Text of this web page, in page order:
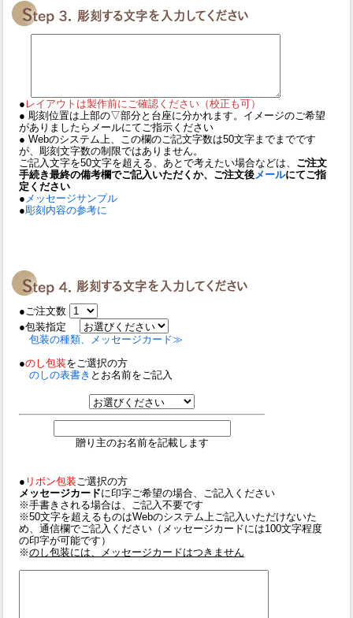
● レイアウトは製作前にご確認ください（校正も可）
● 彫刻位置は上部の▽部分と台座に分かれます。イメージのご希望
がありましたらメールにてご指示ください
● Webのシステム上、この欄のご記文字数は50文字までまでです
が、彫刻文字数の制限ではありません。
ご記入文字を50文字を超える、あとで考えたい場合などは、 ご注文
手続き最終の備考欄でご記入いただくか、ご注文後メールにてご指
定ください
● メッセージサンプル
●彫刻内容の参考に
●ご注文数
●包装指定
包装の種類、メッセージカード≫
●のし包装をご選択の方
のしの表書き とお名前をご記入
贈り主のお名前を記載します
● リボン包装 ご選択の方
メッセージカードに印字ご希望の場合、ご記入ください
※手書きされる場合は、ご記入不要です
※50文字を超えるものはWebのシステム上ご記入いただけないた
め、通信欄でご記入ください（メッセージカードには100文字程度
の印字が可能です）
※のし包装には、メッセージカードはつきません